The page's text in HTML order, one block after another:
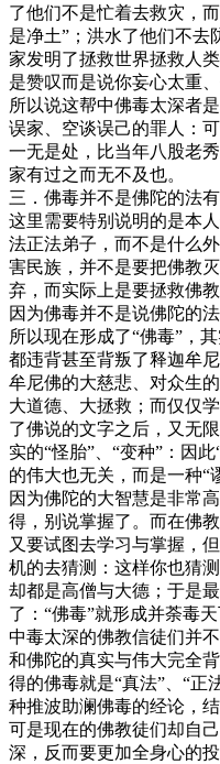
了他们不是忙着去救灾，
是净土”；洪水了他们不去
家发明了拯救世界拯救人
是赞叹而是说你妄心太重
所以说这帮中佛毒太深者
误家、空谈误己的罪人：
一无是处，比当年八股老
家有过之而无不及也。
三．佛毒并不是佛陀的法
这里需要特别说明的是本
法正法弟子，而不是什么
害民族，并不是要把佛教
弃，而实际上是要拯救佛
因为佛毒并不是说佛陀的
所以现在形成了“佛毒”，
都违背甚至背叛了释迦牟
牟尼佛的大慈悲、对众生
大道德、大拯救；而仅仅
了佛说的文字之后，又无
实的“怪胎”、“变种”：因
的伟大也无关，而是一种“
因为佛陀的大智慧是非常
得，别说掌握了。而在佛
又要试图去学习与掌握，
机的去猜测：这样你也猜
却都是高僧与大德；于是
了：“佛毒”就形成并荼毒天
中毒太深的佛教信徒们并
和佛陀的真实与伟大完全
得的佛毒就是“真法”、“正
种推波助澜佛毒的经论，
可是现在的佛教徒们却自
深，反而要更加全身心的